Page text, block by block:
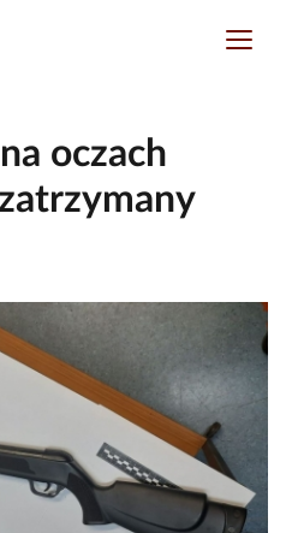
oczach